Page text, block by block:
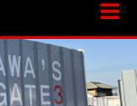
Menu